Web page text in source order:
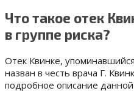
Что такое отек
в группе риска?
Отек Квинке,
назван в честь врача Г.
подробное описание